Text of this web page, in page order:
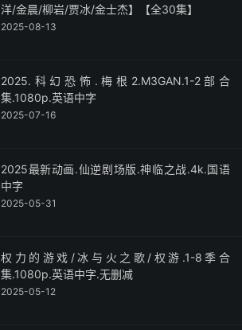
洋/金晨/柳岩/贾冰/金士杰】【全30集】
2025-08-13
2025.科幻恐怖.梅根2.M3GAN.1-2部合
集.1080p.英语中字
2025-07-16
2025最新动画.仙逆剧场版.神临之战.4k.国语
中字
2025-05-31
权力的游戏/冰与火之歌/权游.1-8季合
集.1080p.英语中字.无删减
2025-05-12